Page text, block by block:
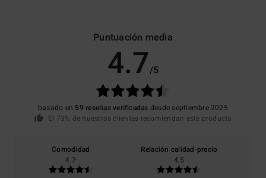
Puntuación media
4.7/5
basado en 59 reseñas verificadas desde septiembre 2025
El 73% de nuestros clientes recomiendan este producto
Comodidad
4.7
Relación calidad-precio
4.5